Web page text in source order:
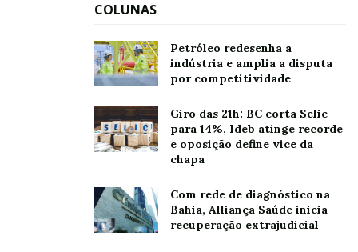
COLUNAS
Petróleo redesenha a
indústria e amplia a disputa
por competitividade
Giro das 21h: BC corta Selic
para 14%, Ideb atinge recorde
e oposição define vice da
chapa
Com rede de diagnóstico na
Bahia, Alliança Saúde inicia
recuperação extrajudicial